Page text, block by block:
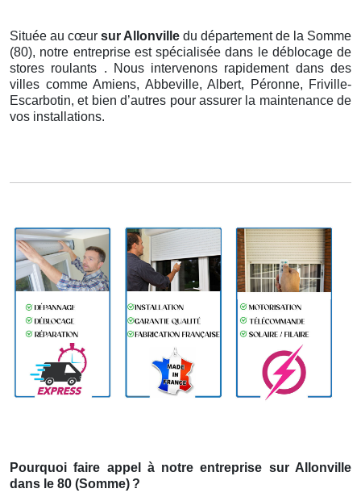
Située au cœur sur Allonville du département de la Somme
(80), notre entreprise est spécialisée dans le déblocage de
stores roulants . Nous intervenons rapidement dans des
villes comme Amiens, Abbeville, Albert, Péronne, Friville-
Escarbotin, et bien d’autres pour assurer la maintenance de
vos installations.
Pourquoi faire appel à notre entreprise sur Allonville
dans le 80 (Somme) ?